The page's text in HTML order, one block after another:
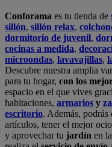
Conforama es tu tienda de
sillón, sillón relax,
dormitorio de juvenil,
cocinas a medida,
microondas, lavavajillas,
Descubre nuestra amplia
para tu hogar, con los
espacio en el que vives
habitaciones, armarios y
escritorio. Además,
artículos, tener el mejor
y aprovechar tu jardín en